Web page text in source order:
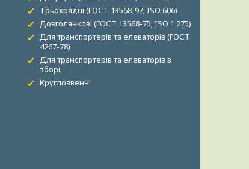
Трьохрядні (ГОСТ 13568-97; ISO 606)
Довголанкові (ГОСТ 13568-75; ISO 1 275)
Для транспортерів та елеваторів (ГОСТ
4267-78)
Для транспортерів та елеваторів в
зборі
Круглозвенні